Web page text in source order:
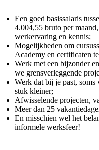
Een goed basissalaris
4.004,55 bruto per
werkervaring en kennis;
Mogelijkheden om
Academy en certificaten
Werk met een bijzonder
we grensverleggende
Werk dat bij je past, soms
stuk kleiner;
Afwisselende projecten,
Meer dan 25
En misschien wel het
informele werksfeer!